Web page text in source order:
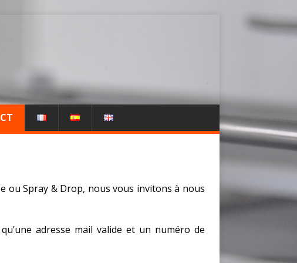
ou Spray & Drop, nous vous invitons à nous
adresse mail valide et un numéro de